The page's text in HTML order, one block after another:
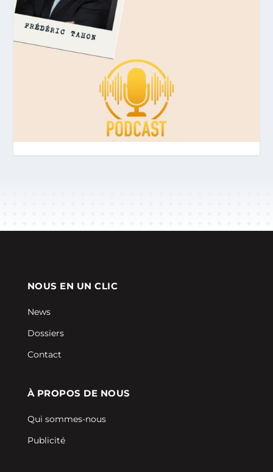
NOUS EN UN CLIC
News
Dossiers
Contact
À PROPOS DE NOUS
Qui sommes-nous
Publicité